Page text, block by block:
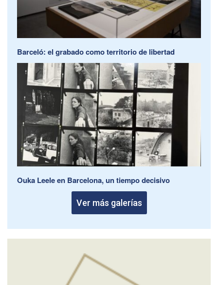
Barceló: el grabado como territorio de libertad
Ouka Leele en Barcelona, un tiempo decisivo
Ver más galerías